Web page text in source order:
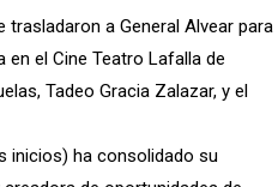
a General Alvear para
en el Cine Teatro Lafalla de
Tadeo Gracia Zalazar, y el
inicios) ha consolidado su